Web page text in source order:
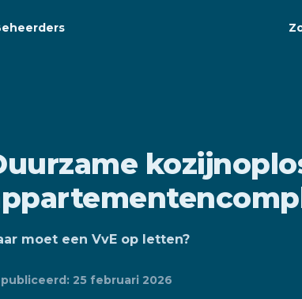
moet een VvE op letten?
25 februari 2026